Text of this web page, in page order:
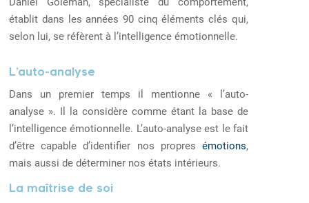
établit dans les années 90 cinq éléments clés qui,
selon lui, se réfèrent à l’intelligence émotionnelle.
L’auto-analyse
Dans un premier temps il mentionne « l’auto-
analyse ». Il la considère comme étant la base de
l’intelligence émotionnelle. L’auto-analyse est le fait
d’être capable d’identifier nos propres émotions,
mais aussi de déterminer nos états intérieurs.
La maîtrise de soi